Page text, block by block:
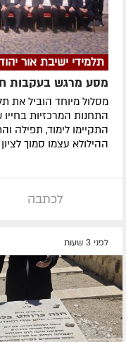
תלמידי ישיבת אור
מסע מרגש בעקבות
מסלול מיוחד הוביל את
התחנות המרכזיות בחייו
התקיימו לימוד, תפילה
ההילולא עצמו סמוך
לכתבה
לפני 3 שעות